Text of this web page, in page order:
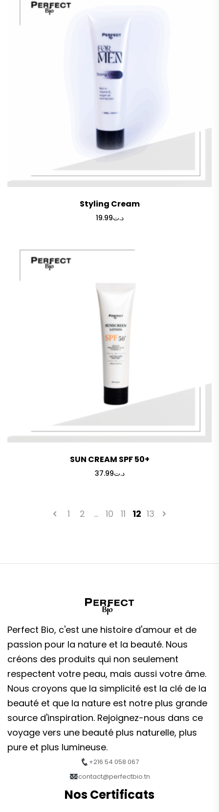
Styling Cream
د.ت19.99
SUN CREAM SPF 50+
د.ت37.99
1 2 … 10 11 12 13
Perfect Bio, c'est une histoire d'amour et de
passion pour la nature et la beauté. Nous
créons des produits qui non seulement
respectent votre peau, mais aussi votre âme.
Nous croyons que la simplicité est la clé de la
beauté et que la nature est notre plus grande
source d'inspiration. Rejoignez-nous dans ce
voyage vers une beauté plus naturelle, plus
pure et plus lumineuse.
+216 54 058 067
contact@perfectbio.tn
Nos Certificats